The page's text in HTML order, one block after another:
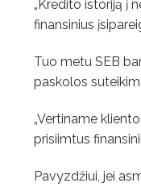
„Kredito istoriją į
finansinius
Tuo metu SEB
paskolos
„Vertiname
prisiimtus
Pavyzdžiui, jei